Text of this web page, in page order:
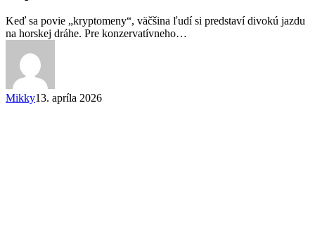
dolárov
bezpečne
Keď sa povie „kryptomeny“, väčšina ľudí si predstaví divokú jazdu
na horskej dráhe. Pre konzervatívneho…
Mikky13. apríla 2026